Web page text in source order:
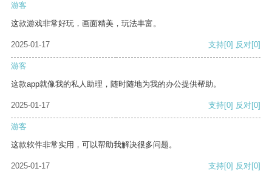
游客
这款游戏非常好玩，画面精美，玩法丰富。
2025-01-17 支持[0] 反对[0]
游客
这款app就像我的私人助理，随时随地为我的办公提供帮助。
2025-01-17 支持[0] 反对[0]
游客
这款软件非常实用，可以帮助我解决很多问题。
2025-01-17 支持[0] 反对[0]